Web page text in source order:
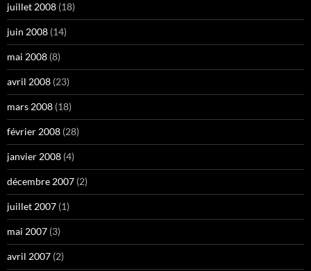
juillet 2008 (18)
juin 2008 (14)
mai 2008 (8)
avril 2008 (23)
mars 2008 (18)
février 2008 (28)
janvier 2008 (4)
décembre 2007 (2)
juillet 2007 (1)
mai 2007 (3)
avril 2007 (2)